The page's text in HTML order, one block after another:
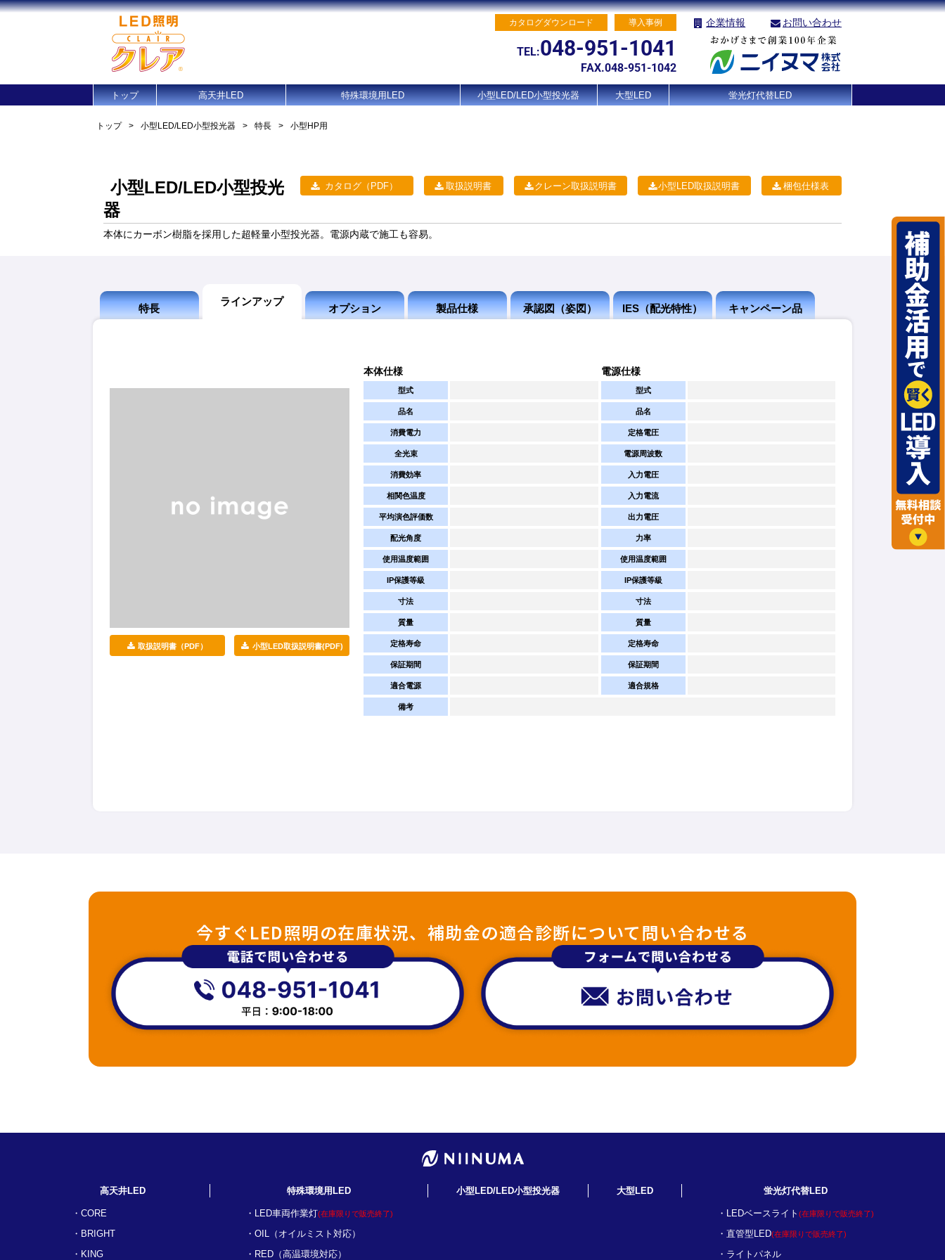
カタログダウンロード 導入事例
TEL:048-951-1041
FAX.048-951-1042
企業情報 お問い合わせ
トップ 高天井LED 特殊環境用LED 小型LED/LED小型投光器 大型LED 蛍光灯代替LED
トップ > 小型LED/LED小型投光器 > 特長 > 小型HP用
小型LED/LED小型投光
器
カタログ（PDF） 取扱説明書 クレーン取扱説明書 小型LED取扱説明書 梱包仕様表
本体にカーボン樹脂を採用した超軽量小型投光器。電源内蔵で施工も容易。
特長
ラインアップ
オプション 製品仕様 承認図（姿図） IES（配光特性） キャンペーン品
取扱説明書（PDF） 小型LED取扱説明書(PDF)
本体仕様
型式
品名
消費電力
全光束
消費効率
相関色温度
平均演色評価数
配光角度
使用温度範囲
IP保護等級
寸法
質量
定格寿命
保証期間
適合電源
電源仕様
型式
品名
定格電圧
電源周波数
入力電圧
入力電流
出力電圧
力率
使用温度範囲
IP保護等級
寸法
質量
定格寿命
保証期間
適合規格
備考
今すぐLED照明の在庫状況、補助金の適合診断について問い合わせる
高天井LED
CORE
BRIGHT
KING
特殊環境用LED
LED車両作業灯(在庫限りで販売終了)
OIL（オイルミスト対応）
RED（高温環境対応）
小型LED/LED小型投光器 大型LED 蛍光灯代替LED
LEDベースライト (在庫限りで販売終了)
直管型LED(在庫限りで販売終了)
ライトパネル